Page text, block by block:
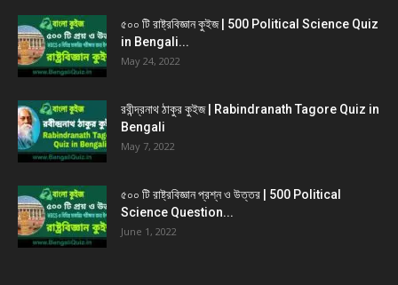
৫০০ টি রাষ্ট্রবিজ্ঞান কুইজ | 500 Political Science Quiz
in Bengali...
May 24, 2022
রবীন্দ্রনাথ ঠাকুর কুইজ | Rabindranath Tagore Quiz in
Bengali
May 7, 2022
৫০০ টি রাষ্ট্রবিজ্ঞান প্রশ্ন ও উত্তর | 500 Political
Science Question...
June 1, 2022